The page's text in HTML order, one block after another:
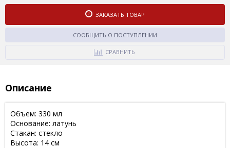
ЗАКАЗАТЬ ТОВАР
СООБЩИТЬ О ПОСТУПЛЕНИИ
СРАВНИТЬ
Описание
Объем: 330 мл
Основание: латунь
Стакан: стекло
Высота: 14 см